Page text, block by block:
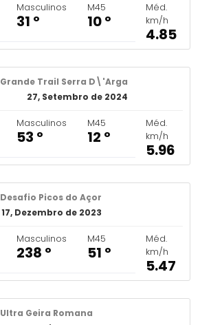
Masculinos
31 º
M45
10 º
Méd.
km/h
4.85
Grande Trail Serra D\'Arga
27, Setembro de 2024
Masculinos
53 º
M45
12 º
Méd.
km/h
5.96
Desafio Picos do Açor
17, Dezembro de 2023
Masculinos
238 º
M45
51 º
Méd.
km/h
5.47
Ultra Geira Romana